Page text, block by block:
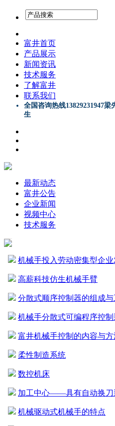
富井首页
产品展示
新闻资讯
技术服务
了解富井
联系我们
全国咨询热线13829231947梁
生
最新动态
富井公告
企业新闻
视频中心
技术服务
机械手投入劳动密集型企业
高薪科技仿生机械手臂
分散式顺序控制器的组成与
机械手分散式可编程序控制
富井机械手控制的内容与方
柔性制造系统
数控机床
加工中心——具有自动换刀
机械驱动式机械手的特点